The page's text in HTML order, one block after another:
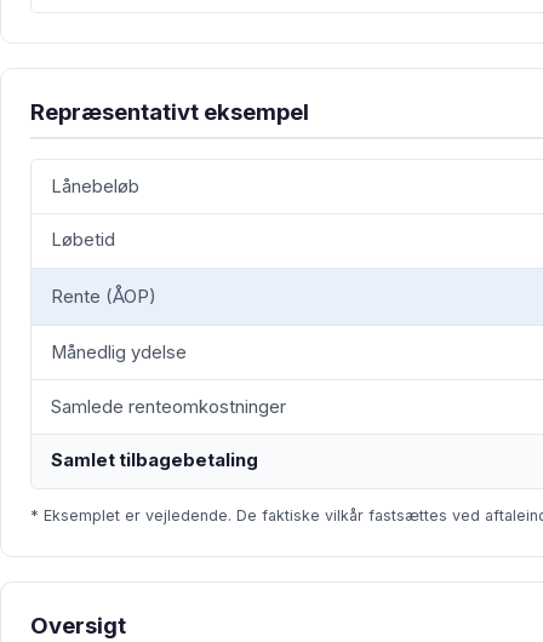
Repræsentativt eksempel
Lånebeløb
Løbetid
Rente (ÅOP)
Månedlig ydelse
Samlede renteomkostninger
Samlet tilbagebetaling
* Eksemplet er vejledende. De faktiske vilkår fastsættes ved
Oversigt